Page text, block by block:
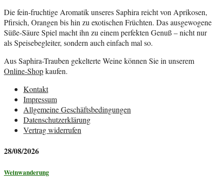
Die fein-fruchtige Aromatik unseres Saphira reicht von Aprikosen,
Pfirsich, Orangen bis hin zu exotischen Früchten. Das ausgewogene
Süße-Säure Spiel macht ihn zu einem perfekten Genuß – nicht nur
als Speisebegleiter, sondern auch einfach mal so.
Aus Saphira-Trauben gekelterte Weine können Sie in unserem
Online-Shopkaufen.
Kontakt
Impressum
Allgemeine Geschäftsbedingungen
Datenschutzerklärung
Vertrag widerrufen
28/08/2026
Weinwanderung